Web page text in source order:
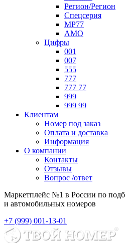
Регион/Регион
Спецсерия
МР77
АМО
Цифры
001
007
555
777
777 77
999
999 99
Клиентам
Номер под заказ
Оплата и доставка
Информация
О компании
Контакты
Отзывы
Вопрос /ответ
Маркетплейс №1 в России по
и автомобильных номеров
+7 (999) 001-13-01